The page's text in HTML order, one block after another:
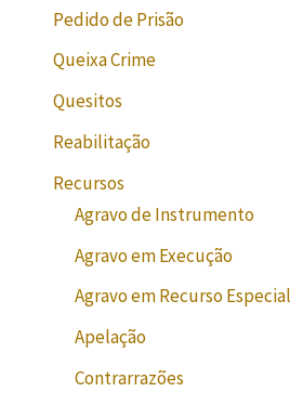
Pedido de Prisão
Queixa Crime
Quesitos
Reabilitação
Recursos
Agravo de Instrumento
Agravo em Execução
Agravo em Recurso Especial
Apelação
Contrarrazões